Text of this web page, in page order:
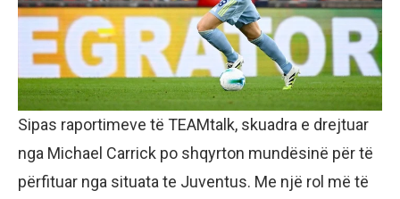
Sipas raportimeve të TEAMtalk, skuadra e drejtuar
nga Michael Carrick po shqyrton mundësinë për të
përfituar nga situata te Juventus. Me një rol më të